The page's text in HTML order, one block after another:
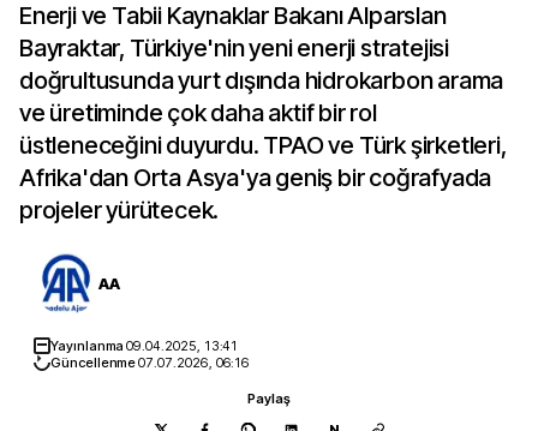
Enerji ve Tabii Kaynaklar Bakanı Alparslan
Bayraktar, Türkiye'nin yeni enerji stratejisi
doğrultusunda yurt dışında hidrokarbon arama
ve üretiminde çok daha aktif bir rol
üstleneceğini duyurdu. TPAO ve Türk şirketleri,
Afrika'dan Orta Asya'ya geniş bir coğrafyada
projeler yürütecek.
AA
Yayınlanma09.04.2025, 13:41
Güncellenme07.07.2026, 06:16
Paylaş